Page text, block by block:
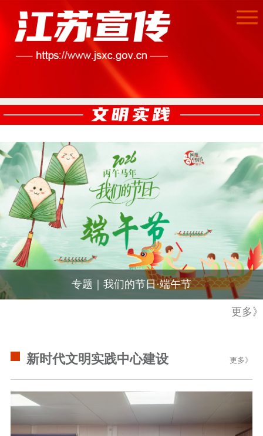
首页
江苏要闻
公示公告
信息公开制度
信息公开指南
信息公开年度报
理论学习 宣传宣讲
哲学社科
专题｜我们的节日·端午节
更多》
新时代文明实践中心建设 更多》